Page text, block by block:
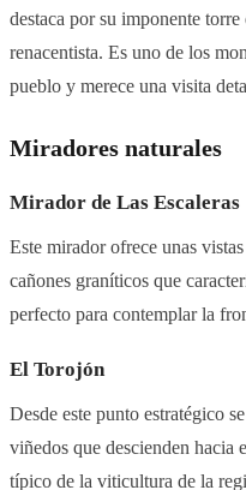
destaca por su imponente
renacentista. Es uno de los
pueblo y merece una visita
Miradores naturales
Mirador de Las Escaleras
Este mirador ofrece unas
cañones graníticos que
perfecto para contemplar la
El Torojón
Desde este punto estratégico
viñedos que descienden hacia
típico de la viticultura de la